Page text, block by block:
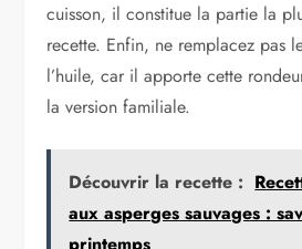
cuisson, il constitue la partie la
recette. Enfin, ne remplacez pas
l’huile, car il apporte cette
la version familiale.
Découvrir la recette :
aux asperges sauvages :